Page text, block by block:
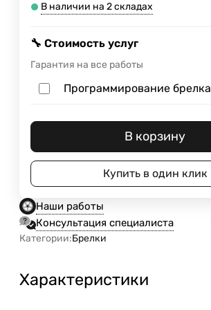
В наличии на 2 складах
🔧 Стоимость услуг
Гарантия на все работы
Программирование брелка
В корзину
Купить в один клик
Наши работы
Консультация специалиста
Категории:Брелки
Характеристики